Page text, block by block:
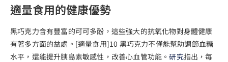
適量食用的健康優勢
黑巧克力含有豐富的可可多酚，這些強大的抗氧化物對身體健康
有著多方面的益處。[適量食用]10 黑巧克力不僅能幫助調節血糖
水平，還能提升胰島素敏感性，改善心血管功能。研究指出，每